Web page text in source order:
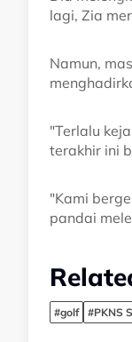
lagi, Zia
Namun,
"Terlalu
terakhir ini
"Kami
pandai
#golf #PKNS